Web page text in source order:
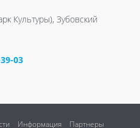
Культуры), Зубовский
03
Информация Партнеры